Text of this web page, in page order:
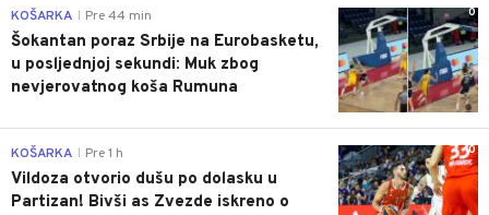
0
KOŠARKA Pre 44 min
Šokantan poraz Srbije na Eurobasketu,
u posljednjoj sekundi: Muk zbog
nevjerovatnog koša Rumuna
0
KOŠARKA Pre 1 h
Vildoza otvorio dušu po dolasku u
Partizan! Bivši as Zvezde iskreno o